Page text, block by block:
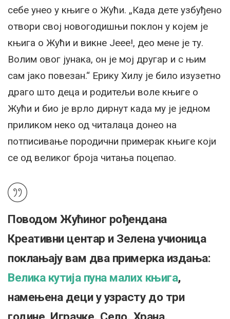
себе унео у књиге о Жући. „Када дете узбуђено
отвори свој новогодишњи поклон у којем је
књига о Жући и викне Јеее!, део мене је ту.
Волим овог јунака, он је мој другар и с њим
сам јако повезан.“ Ерику Хилу је било изузетно
драго што деца и родитељи воле књиге о
Жући и био је врло дирнут када му је једном
приликом неко од читалаца донео на
потписивање породични примерак књиге који
се од великог броја читања поцепао.
Поводом Жућиног рођендана
Креативни центар и Зелена учионица
поклањају вам два примерка издања:
Велика кутија пуна малих књига,
намењена деци у узрасту до три